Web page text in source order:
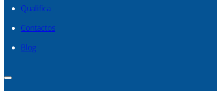
Qualifica
Contactos
Blog